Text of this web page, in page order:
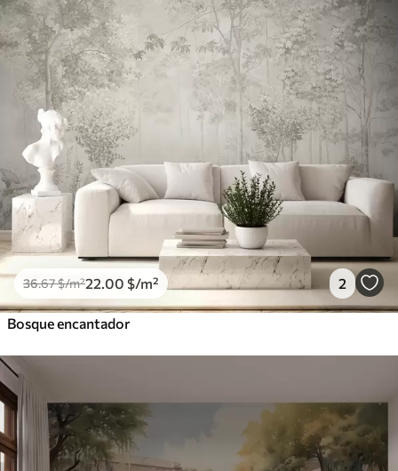
36.67$/m²22 .00 $/m² 2
Bosque encantador